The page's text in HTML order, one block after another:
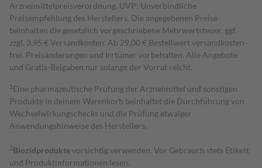
Arzneimittelpreisverordnung. UVP: Unverbindliche
Preisempfehlung des Herstellers. Die angegebenen Preise
beinhalten die gesetzlich vorgeschriebene Mehrwertsteuer, ggf.
zzgl. 3,95 € Versandkosten. Ab 29,00 € Bestell­wert versand­kosten­
frei. Preisänderungen und Irrtümer vorbehalten. Alle Angebote
und Gratis-Beigaben nur solange der Vorrat reicht.
1 Eine pharmazeutische Prüfung der Arzneimittel und sonstigen
Produkte in deinem Warenkorb beinhaltet die Durchführung von
Wechselwirkungschecks und die Prüfung etwaiger
Anwendungshinweise des Herstellers.
2Biozidproduktevorsichtig verwenden. Vor Gebrauch stets Etikett
und Produktinformationen lesen.